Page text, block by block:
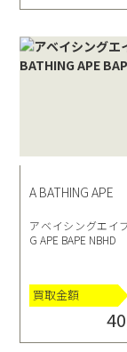
A BATHING APE
アベイシングエイ
G APE BAPE NBHD
買取金額